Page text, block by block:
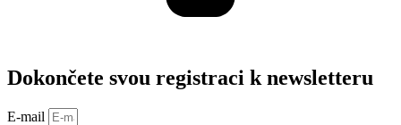
Dokončete svou registraci k newsletteru
E-mail